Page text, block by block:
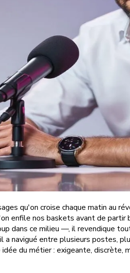
qu'on croise chaque matin au
enfile nos baskets avant de partir
dans ce milieu —, il revendique
a navigué entre plusieurs postes,
idée du métier : exigeante,